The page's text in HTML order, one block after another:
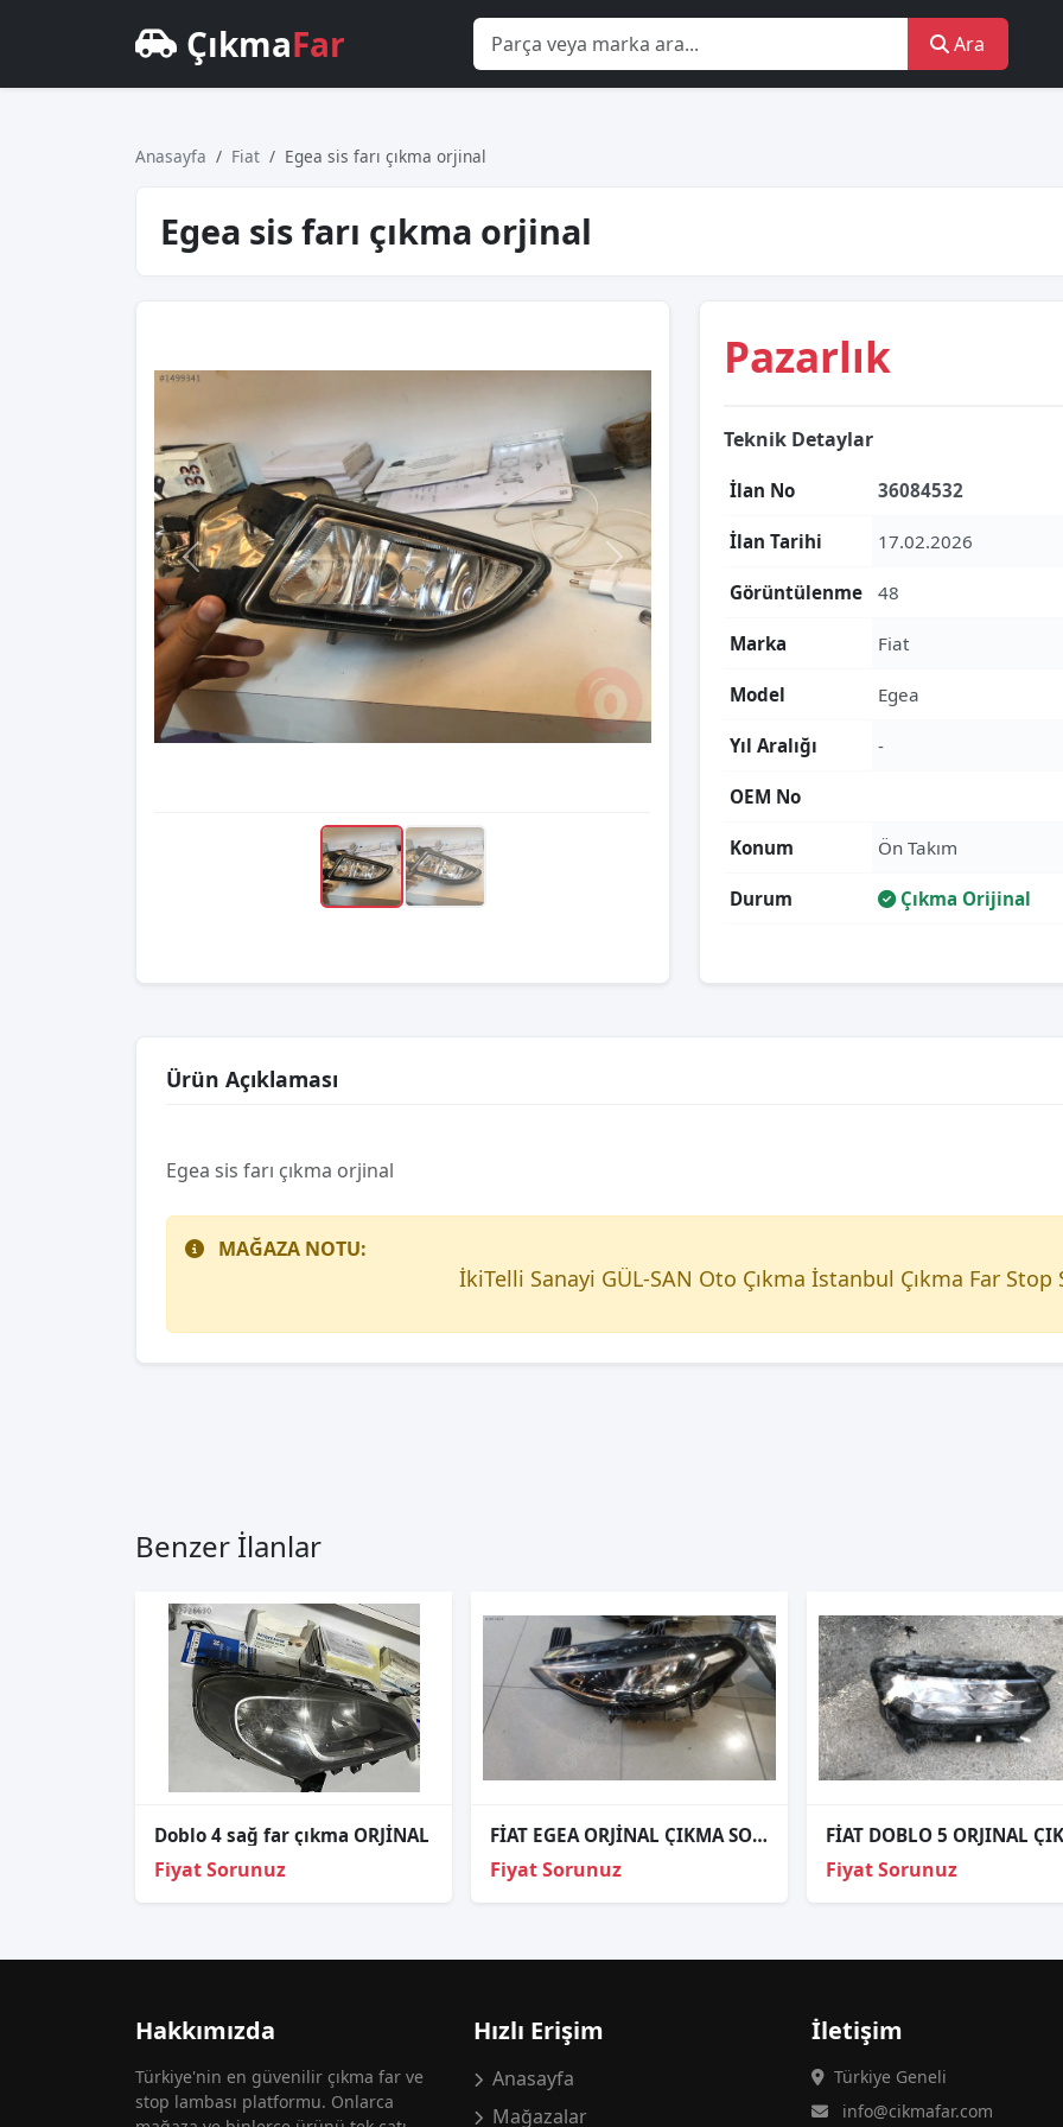
ÇıkmaFar Ara
Anasayfa Fiat Egea sis farı çıkma orjinal
Egea sis farı çıkma orjinal
Pazarlık
Teknik Detaylar
İlan No 36084532
İlan Tarihi 17.02.2026
Görüntülenme 48
Marka Fiat
Model Egea
Yıl Aralığı -
OEM No
Konum Ön Takım
Durum Çıkma Orijinal
Ürün Açıklaması
Egea sis farı çıkma orjinal
MAĞAZA NOTU:
İkiTelli Sanayi GÜL-SAN Oto Çıkma İstanbul Çıkma Far Stop
Benzer İlanlar
Doblo 4 sağ far çıkma ORJİNAL
Fiyat Sorunuz
FİAT EGEA ORJİNAL ÇIKMA SOL FAR
Fiyat Sorunuz Fiyat Sorunuz
Hakkımızda
Türkiye'nin en güvenilir çıkma far ve
stop lambası platformu. Onlarca
Hızlı Erişim
Anasayfa
Mağazalar
İletişim
Türkiye Geneli
info@cikmafar.com